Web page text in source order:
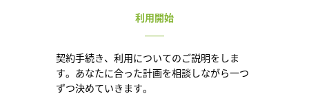
利用開始
契約手続き、利用についてのご説明をしま
す。あなたに合った計画を相談しながら一つ
ずつ決めていきます。